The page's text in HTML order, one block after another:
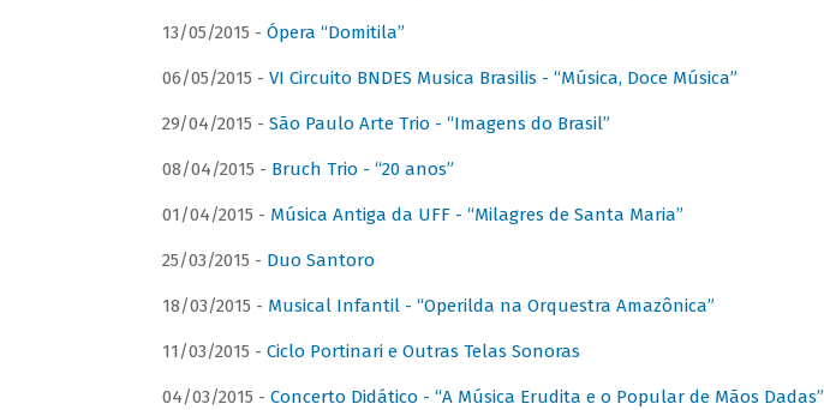
13/05/2015 - Ópera “Domitila”
06/05/2015 - VI Circuito BNDES Musica Brasilis - “Música, Doce Música”
29/04/2015 - São Paulo Arte Trio - “Imagens do Brasil”
08/04/2015 - Bruch Trio - “20 anos”
01/04/2015 - Música Antiga da UFF - “Milagres de Santa Maria”
25/03/2015 - Duo Santoro
18/03/2015 - Musical Infantil - “Operilda na Orquestra Amazônica”
11/03/2015 - Ciclo Portinari e Outras Telas Sonoras
04/03/2015 - Concerto Didático - “A Música Erudita e o Popular de Mãos Dadas”